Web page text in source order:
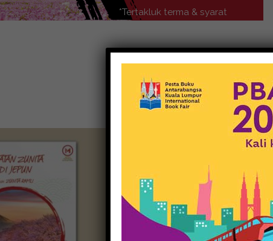
*Tertakluk terma & syarat
Buku-
MEDIA